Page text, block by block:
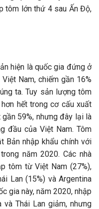
tôm lớn thứ 4 sau Ấn Độ,
hiện là quốc gia đứng ở
Nam, chiếm gần 16%
ta. Tuy sản lượng tôm
hết trong cơ cấu xuất
59%, nhưng đây lại là
đầu của Việt Nam. Tôm
Bản nhập khẩu chính với
năm 2020. Các nhà
tôm từ Việt Nam (27%),
Lan (15%) và Argentina
gia này, năm 2020, nhập
Thái Lan giảm, nhưng